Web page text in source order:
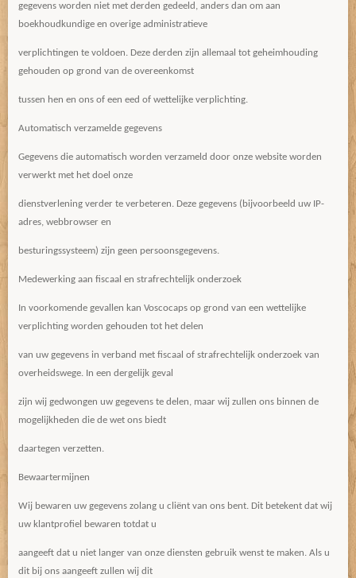
gegevens worden niet met derden gedeeld, anders dan om aan
boekhoudkundige en overige administratieve
verplichtingen te voldoen. Deze derden zijn allemaal tot geheimhouding
gehouden op grond van de overeenkomst
tussen hen en ons of een eed of wettelijke verplichting.
Automatisch verzamelde gegevens
Gegevens die automatisch worden verzameld door onze website worden
verwerkt met het doel onze
dienstverlening verder te verbeteren. Deze gegevens (bijvoorbeeld uw IP-
adres, webbrowser en
besturingssysteem) zijn geen persoonsgegevens.
Medewerking aan fiscaal en strafrechtelijk onderzoek
In voorkomende gevallen kan Voscocaps op grond van een wettelijke
verplichting worden gehouden tot het delen
van uw gegevens in verband met fiscaal of strafrechtelijk onderzoek van
overheidswege. In een dergelijk geval
zijn wij gedwongen uw gegevens te delen, maar wij zullen ons binnen de
mogelijkheden die de wet ons biedt
daartegen verzetten.
Bewaartermijnen
Wij bewaren uw gegevens zolang u cliënt van ons bent. Dit betekent dat wij
uw klantprofiel bewaren totdat u
aangeeft dat u niet langer van onze diensten gebruik wenst te maken. Als u
dit bij ons aangeeft zullen wij dit